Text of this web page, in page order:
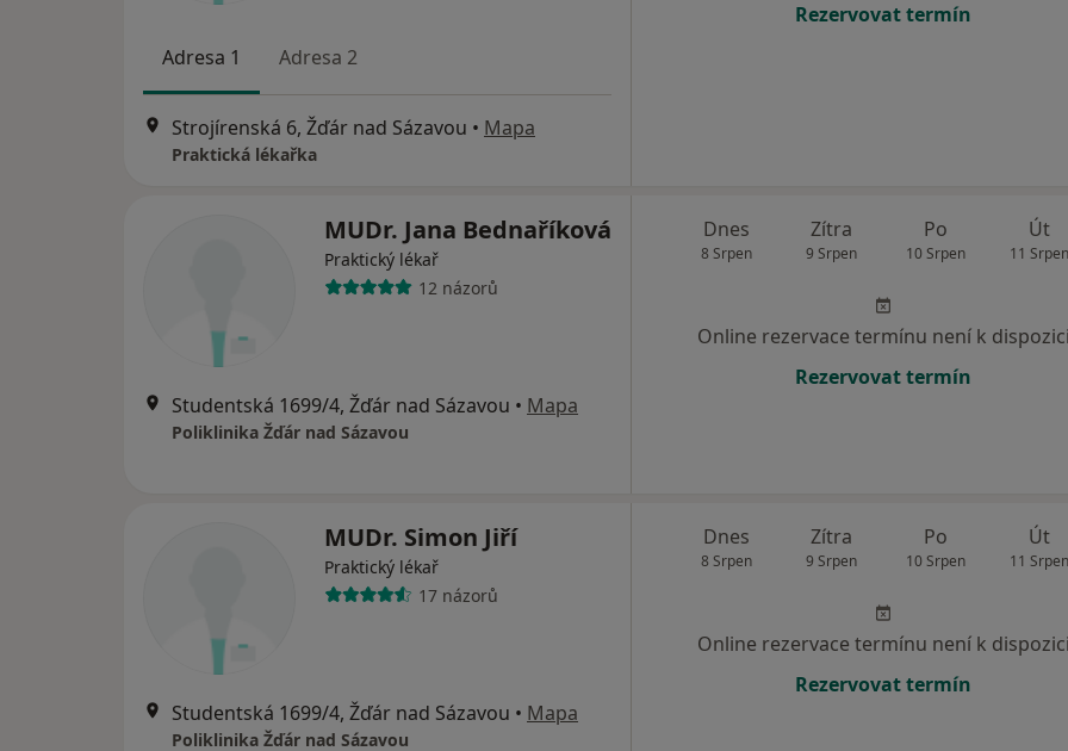
Adresa 1 Adresa 2
Strojírenská 6, Žďár nad Sázavou • Mapa
Praktická lékařka
Rezervovat termín
MUDr. Jana Bednaříková
Praktický lékař
12 názorů
Studentská 1699/4, Žďár nad Sázavou • Mapa
Poliklinika Žďár nad Sázavou
Dnes
8 Srpen
Zítra
9 Srpen
Po
10 Srpen
Út
11 Srpen
Online rezervace termínu není k dispozici
Rezervovat termín
MUDr. Simon Jiří
Praktický lékař
17 názorů
Studentská 1699/4, Žďár nad Sázavou • Mapa
Poliklinika Žďár nad Sázavou
Dnes
8 Srpen
Zítra
9 Srpen
Po
10 Srpen
Út
11 Srpen
Online rezervace termínu není k dispozici
Rezervovat termín